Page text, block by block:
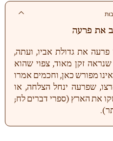
את פרעה
פרעה את גדולת אביו, ועתה,
זקן מאוד, צפוי שהוא
מפורש כאן, וחכמים אמרו
שפרעה ינחל הצלחה, או
את הארץ (ספרי דברים לח;